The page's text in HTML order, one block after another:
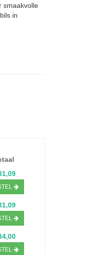
smaakvolle
in